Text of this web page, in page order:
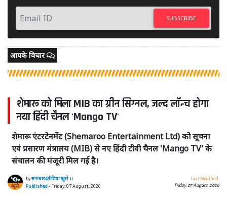
SUBSCRIBE
आपके विचार
शेमारू को मिला MIB का ग्रीन सिग्नल, जल्द लॉन्च होगा
नया हिंदी चैनल 'Mango TV'
शेमारू एंटरटेनमेंट (Shemaroo Entertainment Ltd) को सूचना
एवं प्रसारण मंत्रालय (MIB) से नए हिंदी टीवी चैनल 'Mango TV' के
संचालन की मंजूरी मिल गई है।
byसमाचार4मीडिया ब्यूरो ।।
Published- Friday, 07 August, 2026
Last Modified:
Friday, 07 August, 2026